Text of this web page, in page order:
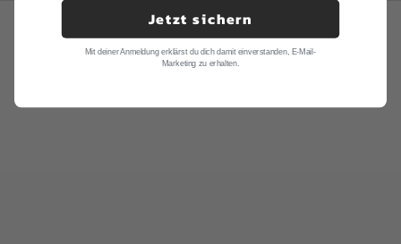
Jetzt sichern
Mit deiner Anmeldung erklärst du dich damit einverstanden, E-Mail-
Marketing zu erhalten.